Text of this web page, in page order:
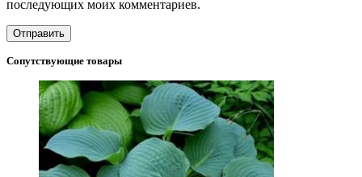
последующих моих комментариев.
Сопутствующие товары